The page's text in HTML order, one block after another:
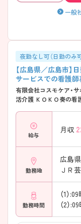
一般
夜勤なし可（日勤のみ可
【広島県／広島市】
サービスでの看護
有限会社コスモケア・
活介護 ＫＯＫＯ奏の看
給与
月収
勤務地
広島
ＪＲ
勤務時間
（1）
（2）